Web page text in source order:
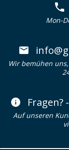
Mon-
Wir bemühen
Auf unseren